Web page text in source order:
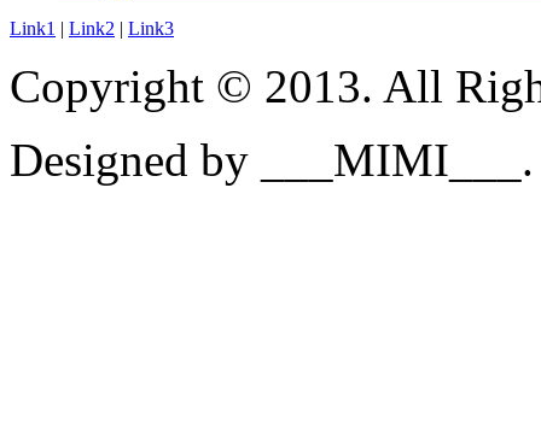
Link1 | Link2 | Link3
Copyright © 2013. All
Designed by ___MIMI___.